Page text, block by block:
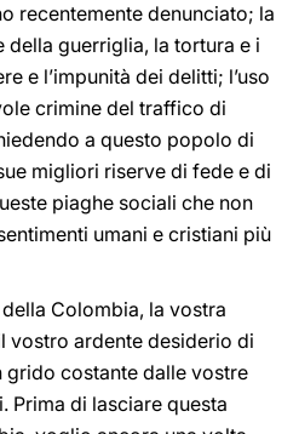
recentemente denunciato; la
guerriglia, la tortura e i
e l’impunità dei delitti; l’uso
crimine del traffico di
a questo popolo di
migliori riserve di fede e di
piaghe sociali che non
umani e cristiani più
Colombia, la vostra
vostro ardente desiderio di
grido costante dalle vostre
Prima di lasciare questa